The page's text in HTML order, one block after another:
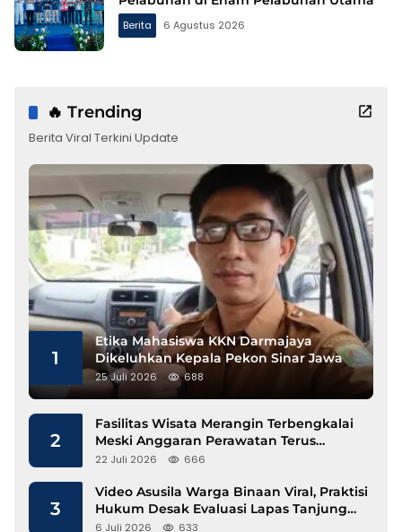
Berita 6 Agustus 2026
🔥 Trending
Berita Viral Terkini Update
1
Etika Mahasiswa KKN Darmajaya
Dikeluhkan Kepala Pekon Sinar Jawa
25 Juli 2026 688
2
Fasilitas Wisata Merangin Terbengkalai
Meski Anggaran Perawatan Terus
Mengalir
22 Juli 2026 666
3
Video Asusila Warga Binaan Viral, Praktisi
Hukum Desak Evaluasi Lapas Tanjung
Raja
6 Juli 2026 633